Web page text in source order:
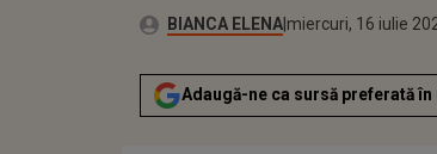
Autor:BIANCA ELENAPublicat:
miercuri, 16 iulie
Actualizat:
miercuri, 16 iulie
Adaugă-ne ca sursă preferată în